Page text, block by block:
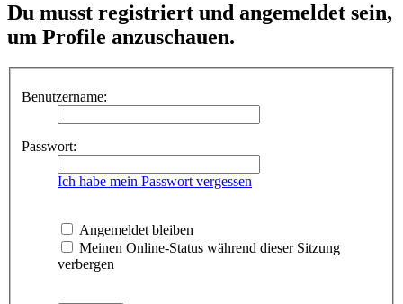
Du musst registriert und angemeldet sein,
um Profile anzuschauen.
Benutzername:
Passwort:
Ich habe mein Passwort vergessen
Angemeldet bleiben
Meinen Online-Status während dieser Sitzung
verbergen